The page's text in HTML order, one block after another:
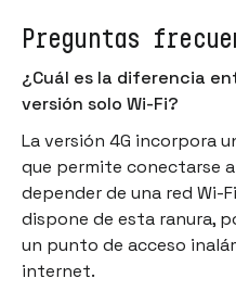
Preguntas
¿Cuál es la diferencia
versión solo Wi-Fi?
La versión 4G incorpora
que permite conectarse
depender de una red Wi-
dispone de esta ranura,
un punto de acceso
internet.